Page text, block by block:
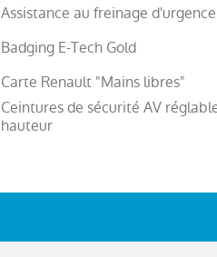
Assistance au freinage d'urgence
Badging E-Tech Gold
Carte Renault "Mains libres"
Ceintures de sécurité AV
hauteur
Compartiment de coffre